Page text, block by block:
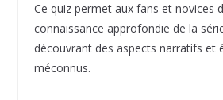
Ce quiz permet aux fans et novices
connaissance approfondie de la
découvrant des aspects narratifs et
méconnus.